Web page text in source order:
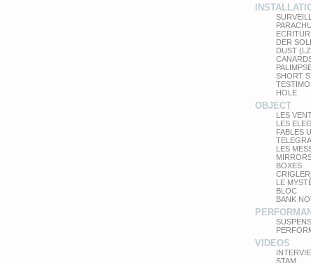
DER
DUST
SHORT
HOLE
OBJECT
LES
LES
FABLES
LES
BOXES
LE
BLOC
BANK
SUSPENS
VIDEOS
STAM